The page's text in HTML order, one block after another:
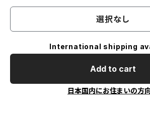
選択なし
International shipping
Add to cart
日本国内にお住まいの方